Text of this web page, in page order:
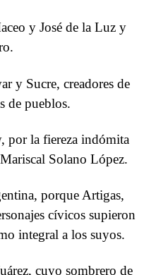
y José de la Luz y
y Sucre, creadores de
de pueblos.
por la fiereza indómita
Solano López.
porque Artigas,
cívicos supieron
integral a los suyos.
cuyo sombrero de